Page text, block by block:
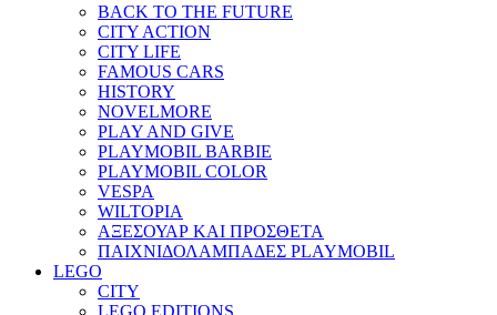
BACK TO THE FUTURE
CITY ACTION
CITY LIFE
FAMOUS CARS
HISTORY
NOVELMORE
PLAY AND GIVE
PLAYMOBIL BARBIE
PLAYMOBIL COLOR
VESPA
WILTOPIA
ΑΞΕΣΟΥΑΡ ΚΑΙ ΠΡΟΣΘΕΤΑ
ΠΑΙΧΝΙΔΟΛΑΜΠΑΔΕΣ PLAYMOBIL
LEGO
CITY